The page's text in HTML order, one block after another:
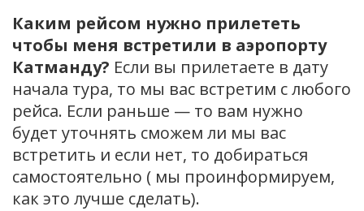
Каким рейсом нужно прилететь
чтобы меня встретили в аэропорту
Катманду? Если вы прилетаете в дату
начала тура, то мы вас встретим с любого
рейса. Если раньше — то вам нужно
будет уточнять сможем ли мы вас
встретить и если нет, то добираться
самостоятельно ( мы проинформируем,
как это лучше сделать).